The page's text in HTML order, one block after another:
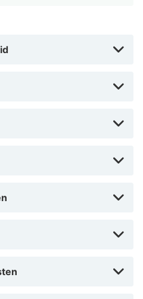
bewonder Vlaamse en
Heb je zin om te
in miniwinkelcentrum het